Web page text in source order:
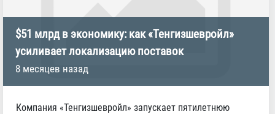
$51 млрд в экономику: как «Тенгизшевройл»
усиливает локализацию поставок
8 месяцев назад
Компания «Тенгизшевройл» запускает пятилетнюю